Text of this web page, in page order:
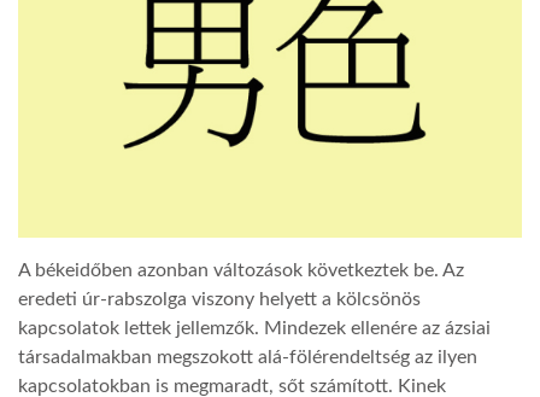
A békeidőben azonban változások következtek be. Az
eredeti úr-rabszolga viszony helyett a kölcsönös
kapcsolatok lettek jellemzők. Mindezek ellenére az ázsiai
társadalmakban megszokott alá-fölérendeltség az ilyen
kapcsolatokban is megmaradt, sőt számított. Kinek